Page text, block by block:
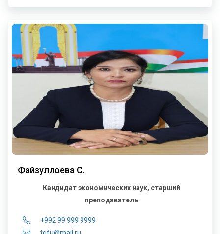
Файзуллоева С.
Кандидат экономических наук, старший
преподаватель
+992 99 999 9999